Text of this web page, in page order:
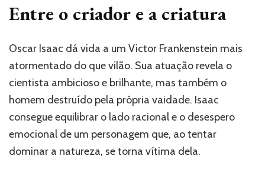
Entre o criador e a criatura
Oscar Isaac dá vida a um Victor Frankenstein mais
atormentado do que vilão. Sua atuação revela o
cientista ambicioso e brilhante, mas também o
homem destruído pela própria vaidade. Isaac
consegue equilibrar o lado racional e o desespero
emocional de um personagem que, ao tentar
dominar a natureza, se torna vítima dela.